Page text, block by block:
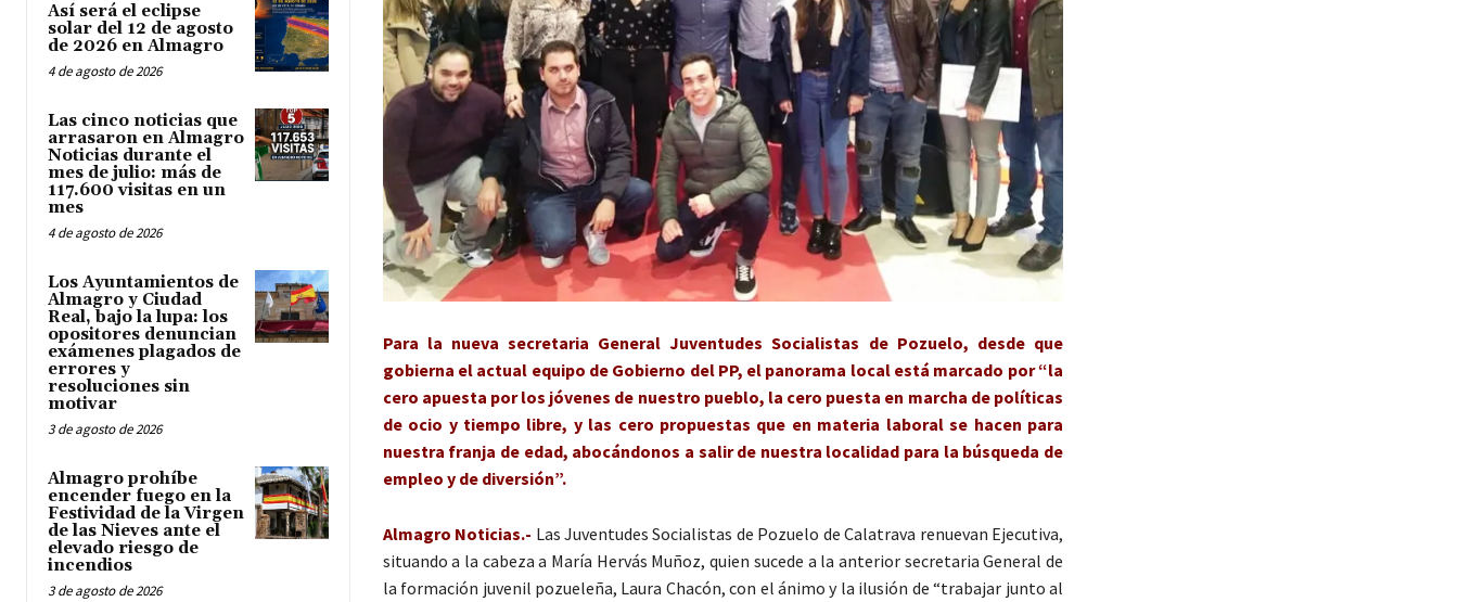
Así será el eclipse
solar del 12 de agosto
de 2026 en Almagro
4 de agosto de 2026
Las cinco noticias que
arrasaron en Almagro
Noticias durante el
mes de julio: más de
117.600 visitas en un
mes
4 de agosto de 2026
Los Ayuntamientos de
Almagro y Ciudad
Real, bajo la lupa: los
opositores denuncian
exámenes plagados de
errores y
resoluciones sin
motivar
3 de agosto de 2026
Almagro prohíbe
encender fuego en la
Festividad de la Virgen
de las Nieves ante el
elevado riesgo de
incendios
3 de agosto de 2026
Para la nueva secretaria General Juventudes Socialistas de Pozuelo, desde que
gobierna el actual equipo de Gobierno del PP, el panorama local está marcado por “la
cero apuesta por los jóvenes de nuestro pueblo, la cero puesta en marcha de políticas
de ocio y tiempo libre, y las cero propuestas que en materia laboral se hacen para
nuestra franja de edad, abocándonos a salir de nuestra localidad para la búsqueda de
empleo y de diversión”.
Almagro Noticias.- Las Juventudes Socialistas de Pozuelo de Calatrava renuevan Ejecutiva,
situando a la cabeza a María Hervás Muñoz, quien sucede a la anterior secretaria General de
la formación juvenil pozueleña, Laura Chacón, con el ánimo y la ilusión de “trabajar junto al